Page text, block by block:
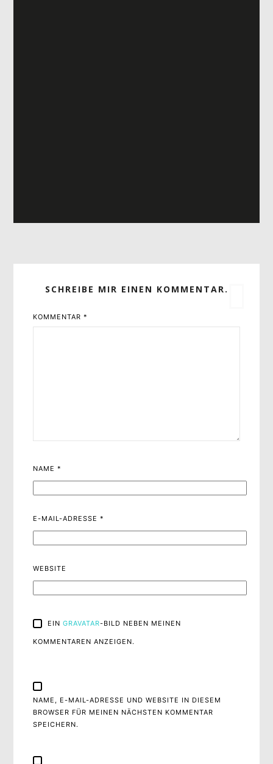
SCHREIBE MIR EINEN KOMMENTAR.
KOMMENTAR*
NAME*
E-MAIL-ADRESSE*
WEBSITE
EIN GRAVATAR-BILD NEBEN MEINEN
KOMMENTAREN ANZEIGEN.
NAME, E-MAIL-ADRESSE UND WEBSITE IN DIESEM
BROWSER FÜR MEINEN NÄCHSTEN KOMMENTAR
SPEICHERN.